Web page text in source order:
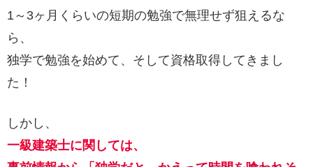
1～3ヶ月くらいの短期の勉強で無理せず狙えるな
ら、
独学で勉強を始めて、そして資格取得してきまし
た！
しかし、
一級建築士に関しては、